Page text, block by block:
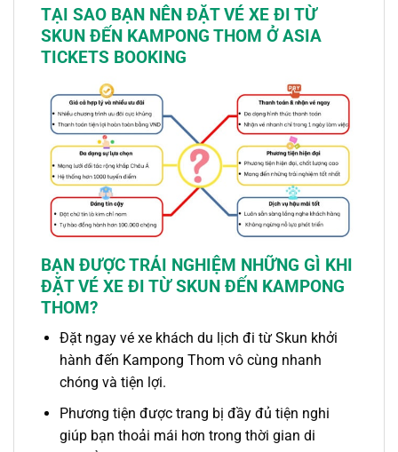
TẠI SAO BẠN NÊN ĐẶT VÉ XE ĐI TỪ
SKUN ĐẾN KAMPONG THOM Ở ASIA
TICKETS BOOKING
BẠN ĐƯỢC TRẢI NGHIỆM NHỮNG GÌ KHI
ĐẶT VÉ XE ĐI TỪ SKUN ĐẾN KAMPONG
THOM?
Đặt ngay vé xe khách du lịch đi từ Skun khởi
hành đến Kampong Thom vô cùng nhanh
chóng và tiện lợi.
Phương tiện được trang bị đầy đủ tiện nghi
giúp bạn thoải mái hơn trong thời gian di